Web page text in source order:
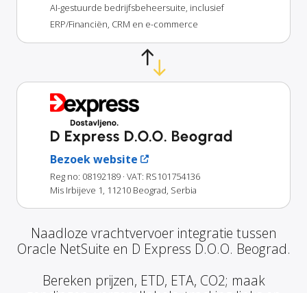
AI-gestuurde bedrijfsbeheersuite, inclusief
ERP/Financiën, CRM en e-commerce
D Express D.O.O. Beograd
Bezoek website
Reg no: 08192189 · VAT: RS101754136
Mis Irbijeve 1, 11210 Beograd, Serbia
Naadloze vrachtvervoer integratie tussen
Oracle NetSuite en D Express D.O.O. Beograd.
Bereken prijzen, ETD, ETA, CO2; maak